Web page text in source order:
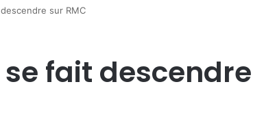
sur RMC
fait descendre